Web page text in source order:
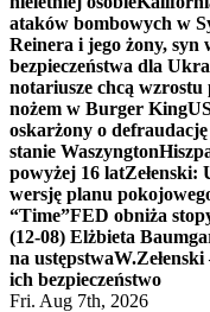
ataków bombowych w
Reinera i jego żony, syn
bezpieczeństwa dla
notariusze chcą wzrostu
nożem w Burger King
oskarżony o
stanie Waszyngton
powyżej 16 latZełenski:
wersję planu
“Time”FED obniża
(12-08) Elżbieta
na ustępstwa
ich bezpieczeństwo
Fri. Aug 7th, 2026